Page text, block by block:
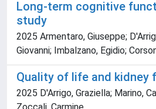
Long‐term cognitive
study
2025 Armentaro, Giuseppe;
Giovanni; Imbalzano, Egidio;
Quality of life and kidney
2025 D'Arrigo, Graziella; Marino,